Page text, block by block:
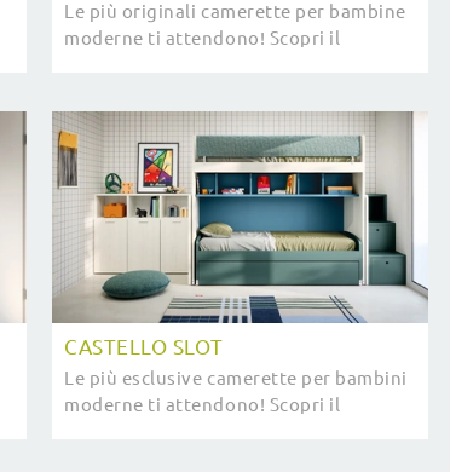
Le più originali camerette per bambine
moderne ti attendono! Scopri il
CASTELLO SLOT
Le più esclusive camerette per bambini
moderne ti attendono! Scopri il